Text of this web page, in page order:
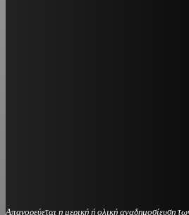
Απαγορεύεται η μερική ή ολική αναδημοσίευση